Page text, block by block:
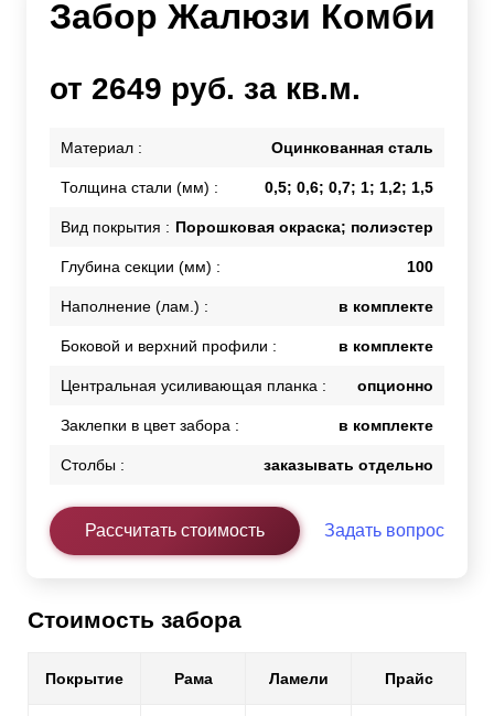
Забор Жалюзи Комби
от 2649 руб. за кв.м.
Материал : Оцинкованная сталь
Толщина стали (мм) : 0,5; 0,6; 0,7; 1; 1,2; 1,5
Вид покрытия : Порошковая окраска; полиэстер
Глубина секции (мм) : 100
Наполнение (лам.) : в комплекте
Боковой и верхний профили : в комплекте
Центральная усиливающая планка : опционно
Заклепки в цвет забора : в комплекте
Столбы : заказывать отдельно
Рассчитать стоимость Задать вопрос
Стоимость забора
Покрытие Рама Ламели Прайс